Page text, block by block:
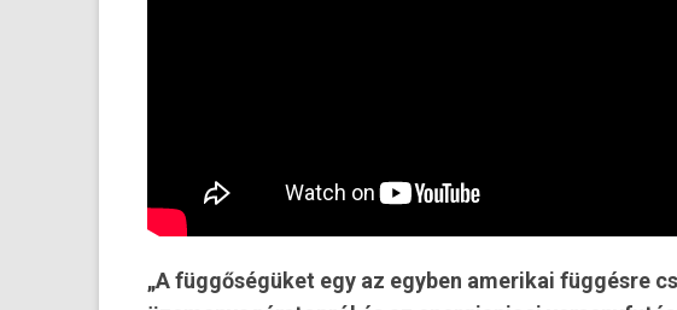
„A függőségüket egy az egyben amerikai függésre